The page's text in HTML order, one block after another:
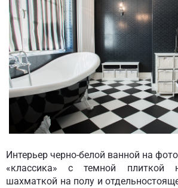
Интерьер черно-белой ванной на
«классика» с темной плиткой
шахматкой на полу и